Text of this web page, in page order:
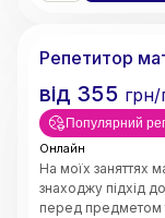
Викладаюбез
Репетитор
від 355 грн/
Популярний
Онлайн
На моїх заняттях
знаходжу підхід
перед предметом